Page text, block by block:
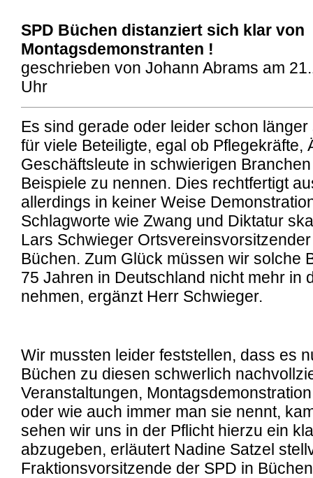
SPD Büchen distanziert sich klar von
Montagsdemonstranten !
geschrieben von Johann Abrams am
Uhr
Es sind gerade oder leider schon
für viele Beteiligte, egal ob Pflegekräfte,
Geschäftsleute in schwierigen
Beispiele zu nennen. Dies rechtfertigt
allerdings in keiner Weise
Schlagworte wie Zwang und Diktatur
Lars Schwieger
Büchen. Zum Glück müssen wir solche
75 Jahren in Deutschland nicht mehr in
nehmen, ergänzt Herr Schwieger.
Wir mussten leider feststellen, dass es
Büchen zu diesen schwerlich
Veranstaltungen,
oder wie auch immer man sie nennt,
sehen wir uns in der Pflicht hierzu ein
abzugeben, erläutert Nadine Satzel
Fraktionsvorsitzende der SPD in